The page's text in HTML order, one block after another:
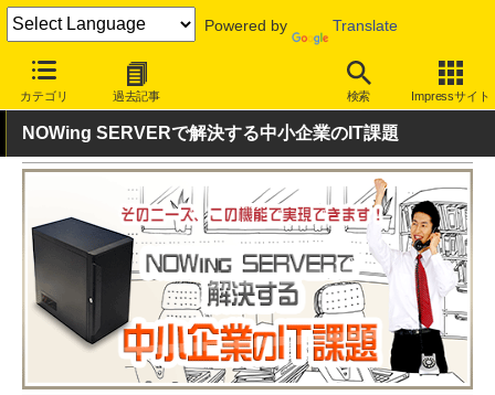
Powered by Translate
カテゴリ 過去記事 検索 Impressサイト
INTERNET Watch ハードウェア
NOWing SERVERで解決する中小企業のIT課題